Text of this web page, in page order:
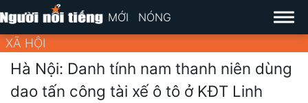
MỚI NÓNG
XÃ HỘI
Hà Nội: Danh tính nam thanh niên dùng
dao tấn công tài xế ô tô ở KĐT Linh